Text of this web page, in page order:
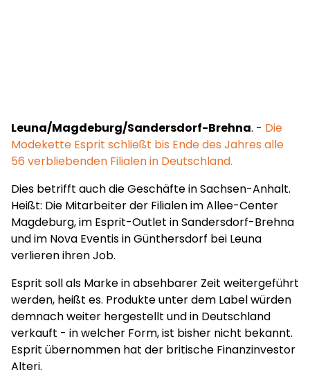
Leuna/Magdeburg/Sandersdorf-Brehna. - Die
Modekette Esprit schließt bis Ende des Jahres alle
56 verbliebenden Filialen in Deutschland.
Dies betrifft auch die Geschäfte in Sachsen-Anhalt.
Heißt: Die Mitarbeiter der Filialen im Allee-Center
Magdeburg, im Esprit-Outlet in Sandersdorf-Brehna
und im Nova Eventis in Günthersdorf bei Leuna
verlieren ihren Job.
Esprit soll als Marke in absehbarer Zeit weitergeführt
werden, heißt es. Produkte unter dem Label würden
demnach weiter hergestellt und in Deutschland
verkauft - in welcher Form, ist bisher nicht bekannt.
Esprit übernommen hat der britische Finanzinvestor
Alteri.